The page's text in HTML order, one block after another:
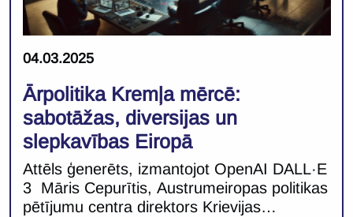
04.03.2025
Ārpolitika Kremļa mērcē:
sabotāžas, diversijas un
slepkavības Eiropā
Attēls ģenerēts, izmantojot OpenAI DALL·E
3 Māris Cepurītis, Austrumeiropas politikas
pētījumu centra direktors Krievijas